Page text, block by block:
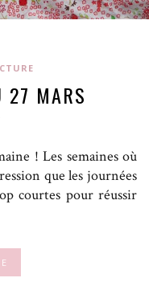
27 MARS
! Les semaines où
que les journées
courtes pour réussir